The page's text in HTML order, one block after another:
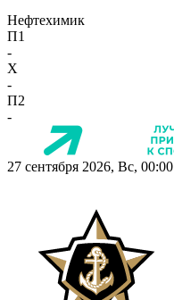
Нефтехимик
П1
-
X
-
П2
-
27 сентября 2026, Вс, 00:00